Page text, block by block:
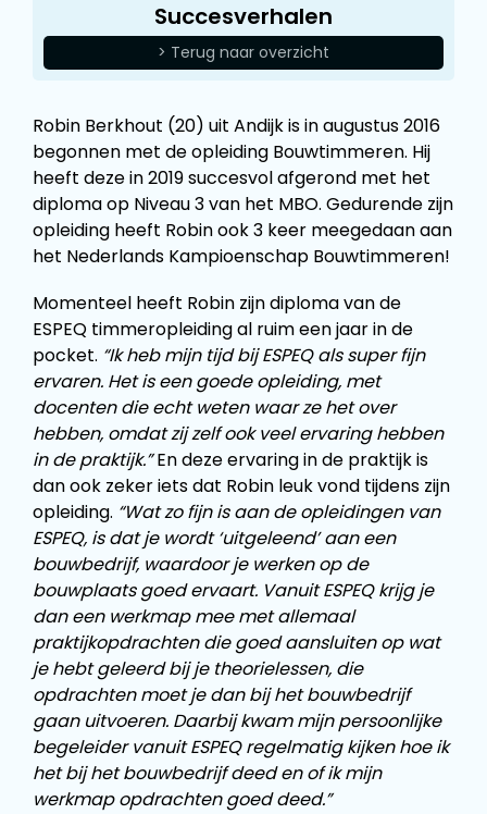
Succesverhalen
> Terug naar overzicht
Robin Berkhout (20) uit Andijk is in augustus 2016
begonnen met de opleiding Bouwtimmeren. Hij
heeft deze in 2019 succesvol afgerond met het
diploma op Niveau 3 van het MBO. Gedurende zijn
opleiding heeft Robin ook 3 keer meegedaan aan
het Nederlands Kampioenschap Bouwtimmeren!
Momenteel heeft Robin zijn diploma van de
ESPEQ timmeropleiding al ruim een jaar in de
pocket. “Ik heb mijn tijd bij ESPEQ als super fijn
ervaren. Het is een goede opleiding, met
docenten die echt weten waar ze het over
hebben, omdat zij zelf ook veel ervaring hebben
in de praktijk.”En deze ervaring in de praktijk is
dan ook zeker iets dat Robin leuk vond tijdens zijn
opleiding. “Wat zo fijn is aan de opleidingen van
ESPEQ, is dat je wordt ‘uitgeleend’ aan een
bouwbedrijf, waardoor je werken op de
bouwplaats goed ervaart. Vanuit ESPEQ krijg je
dan een werkmap mee met allemaal
praktijkopdrachten die goed aansluiten op wat
je hebt geleerd bij je theorielessen, die
opdrachten moet je dan bij het bouwbedrijf
gaan uitvoeren. Daarbij kwam mijn persoonlijke
begeleider vanuit ESPEQ regelmatig kijken hoe ik
het bij het bouwbedrijf deed en of ik mijn
werkmap opdrachten goed deed.”